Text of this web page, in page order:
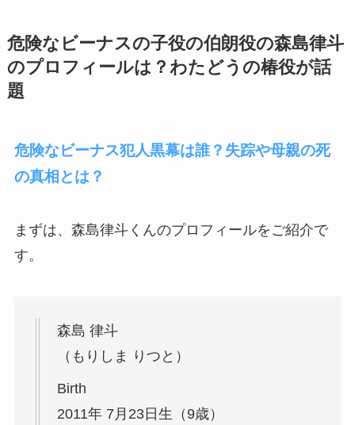
危険なビーナスの子役の伯朗役の森島律斗
のプロフィールは？わたどうの椿役が話
題
危険なビーナス犯人黒幕は誰？失踪や母親の死
の真相とは？
まずは、森島律斗くんのプロフィールをご紹介で
す。
森島 律斗
（もりしま りつと）
Birth
2011年 7月23日生（9歳）